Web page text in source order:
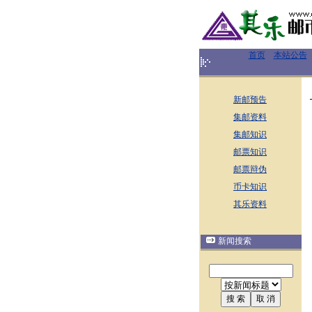
首页 本站公告
新邮预告
集邮资料
集邮知识
邮票知识
邮票辩伪
币卡知识
其乐资料
新闻搜索